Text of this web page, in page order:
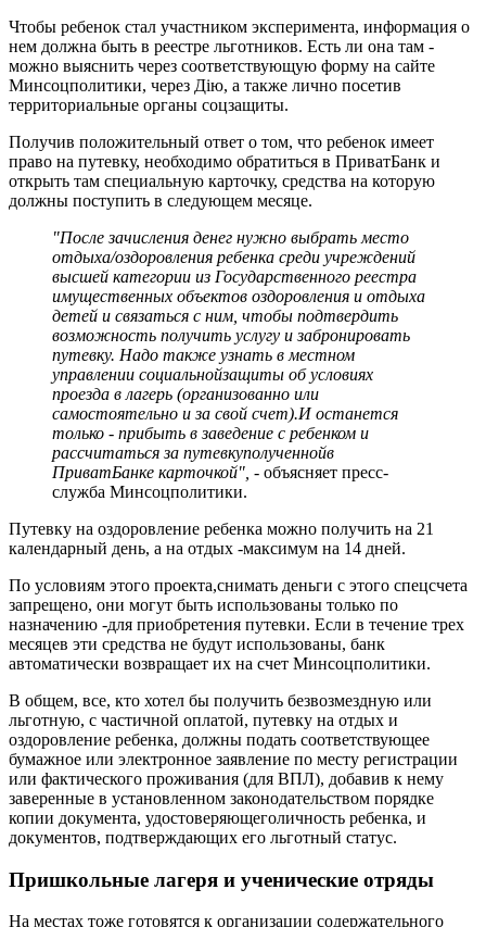
Чтобы ребенок стал участником эксперимента, информация о
нем должна быть в реестре льготников. Есть ли она там -
можно выяснить через соответствующую форму на сайте
Минсоцполитики, через Дію, а также лично посетив
территориальные органы соцзащиты.
Получив положительный ответ о том, что ребенок имеет
право на путевку, необходимо обратиться в ПриватБанк и
открыть там специальную карточку, средства на которую
должны поступить в следующем месяце.
"После зачисления денег нужно выбрать место
отдыха/оздоровления ребенка среди учреждений
высшей категории из Государственного реестра
имущественных объектов оздоровления и отдыха
детей и связаться с ним, чтобы подтвердить
возможность получить услугу и забронировать
путевку. Надо также узнать в местном
управлении социальнойзащиты об условиях
проезда в лагерь (организованно или
самостоятельно и за свой счет).И останется
только - прибыть в заведение с ребенком и
рассчитаться за путевкуполученнойв
ПриватБанке карточкой", - объясняет пресс-
служба Минсоцполитики.
Путевку на оздоровление ребенка можно получить на 21
календарный день, а на отдых -максимум на 14 дней.
По условиям этого проекта,снимать деньги с этого спецсчета
запрещено, они могут быть использованы только по
назначению -для приобретения путевки. Если в течение трех
месяцев эти средства не будут использованы, банк
автоматически возвращает их на счет Минсоцполитики.
В общем, все, кто хотел бы получить безвозмездную или
льготную, с частичной оплатой, путевку на отдых и
оздоровление ребенка, должны подать соответствующее
бумажное или электронное заявление по месту регистрации
или фактического проживания (для ВПЛ), добавив к нему
заверенные в установленном законодательством порядке
копии документа, удостоверяющеголичность ребенка, и
документов, подтверждающих его льготный статус.
Пришкольные лагеря и ученические отряды
На местах тоже готовятся к организации содержательного